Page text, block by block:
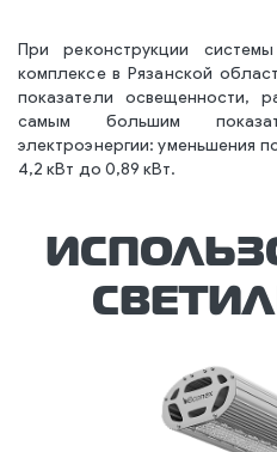
При реконструкции
комплексе в Рязанской
показатели освещенности,
самым большим
электроэнергии: уменьшения
4,2 кВт до 0,89 кВт.